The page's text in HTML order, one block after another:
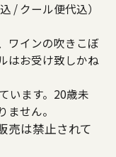
/ クール便代込）
ワインの吹きこぼ
はお受け致しかね
います。20歳未
せん。
売は禁止されて